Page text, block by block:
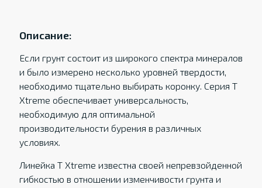
Описание:
Если грунт состоит из широкого спектра минералов
и было измерено несколько уровней твердости,
необходимо тщательно выбирать коронку. Серия T
Xtreme обеспечивает универсальность,
необходимую для оптимальной
производительности бурения в различных
условиях.
Линейка T Xtreme известна своей непревзойденной
гибкостью в отношении изменчивости грунта и